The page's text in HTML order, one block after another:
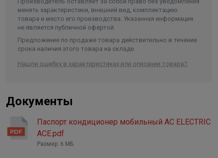
менять характеристики, внешний вид, комплектацию
товара и место его производства. Указанная информация
не является публичной офертой.
Предложение по продаже товара действительно в течение
срока наличия этого товара на складе.
Нашли ошибку в характеристиках или описании товара?
Документы
Паспорт кондиционер мобильный AC ELECTRIC
ACE.pdf
Размер: 6 МБ